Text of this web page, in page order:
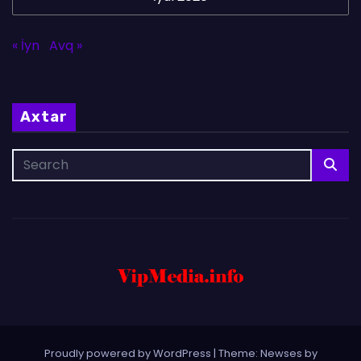
« İyn Avq »
Axtar
Proudly powered by WordPress | Theme: Newses by